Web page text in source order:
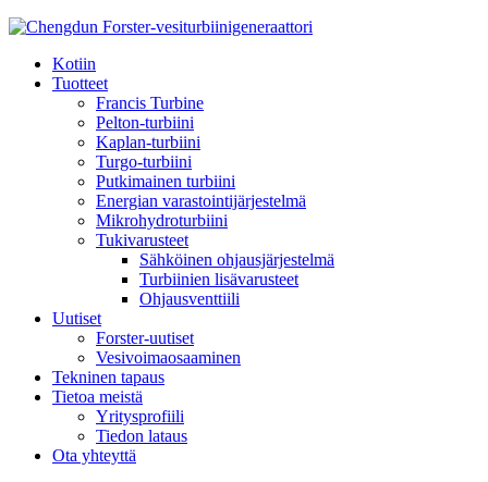
Kotiin
Tuotteet
Francis Turbine
Pelton-turbiini
Kaplan-turbiini
Turgo-turbiini
Putkimainen turbiini
Energian varastointijärjestelmä
Mikrohydroturbiini
Tukivarusteet
Sähköinen ohjausjärjestelmä
Turbiinien lisävarusteet
Ohjausventtiili
Uutiset
Forster-uutiset
Vesivoimaosaaminen
Tekninen tapaus
Tietoa meistä
Yritysprofiili
Tiedon lataus
Ota yhteyttä